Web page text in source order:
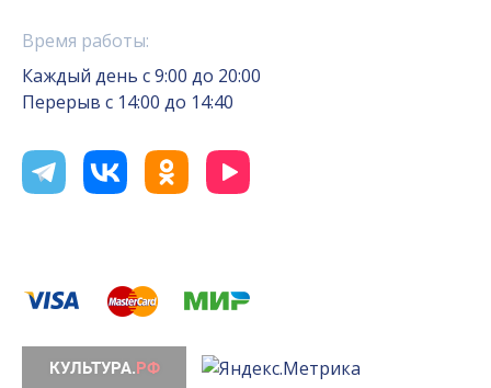
Время работы:
Каждый день с 9:00 до 20:00
Перерыв с 14:00 до 14:40